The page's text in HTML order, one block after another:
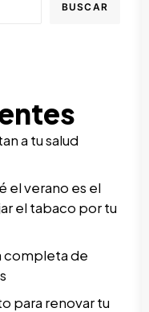
BUSCAR
a tu salud
el verano es el
el tabaco por tu
completa de
para renovar tu